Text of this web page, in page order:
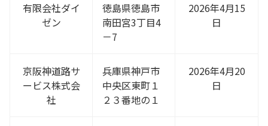
有限会社ダイ
ゼン
徳島県徳島市
南田宮3丁目4
－7
2026年4月15
日
京阪神道路サ
ービス株式会
社
兵庫県神戸市
中央区東町１
２３番地の１
2026年4月20
日